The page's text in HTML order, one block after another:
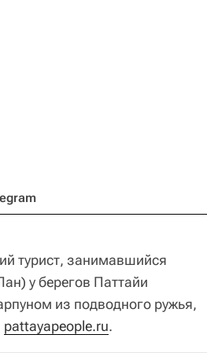
турист, занимавшийся
у берегов Паттайи
из подводного ружья,
pattayapeople.ru.